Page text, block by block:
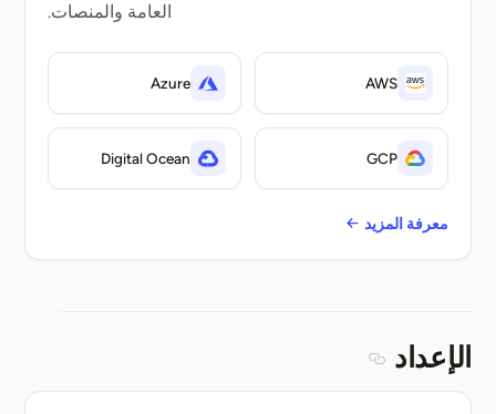
العامة والمنصات.
AWS
Azure
GCP
Digital Ocean
معرفة المزيد
الإعداد